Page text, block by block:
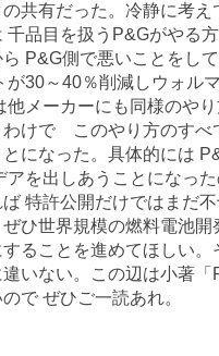
共有だった。冷静に考
千品目を扱うP&Gがやる
P&G側で悪いことをし
30～40％削減しウォル
メーカーにも同様のや
わけで このやり方のす
になった。具体的には
を出しあうことになっ
特許公開だけではまだ
ひ世界規模の燃料電池
ることを進めてほしい
いない。この辺は小著
で ぜひご一読あれ。